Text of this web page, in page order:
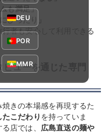
も満足」
ぴったり」
者も安心して利用できる
ューを通じた専門
きの本場感を再現するた
こだわり を持っていま
店では、 広島直送の麺や
DEU
POR
MMR